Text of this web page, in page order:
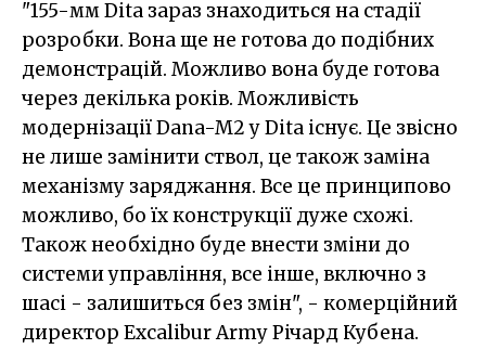
"155-мм Dita зараз знаходиться на стадії
розробки. Вона ще не готова до подібних
демонстрацій. Можливо вона буде готова
через декілька років. Можливість
модернізації Dana-M2 у Dita існує. Це звісно
не лише замінити ствол, це також заміна
механізму заряджання. Все це принципово
можливо, бо їх конструкції дуже схожі.
Також необхідно буде внести зміни до
системи управління, все інше, включно з
шасі - залишиться без змін", - комерційний
директор Excalibur Army Річард Кубена.